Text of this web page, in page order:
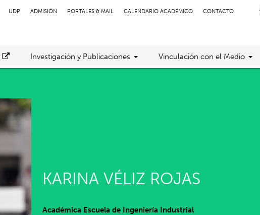
UDP ADMISIÓN PORTALES & MAIL CALENDARIO ACADÉMICO CONTACTO
Investigación y Publicaciones Vinculación con el Medio
KARINA VÉLIZ ROJAS
Académica Escuela de Ingeniería Industrial